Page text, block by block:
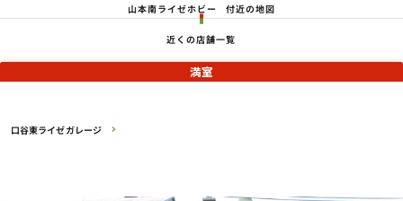
山本南ライゼホビー 付近の地図
近くの店舗一覧
口谷東ライゼガレージ
満室